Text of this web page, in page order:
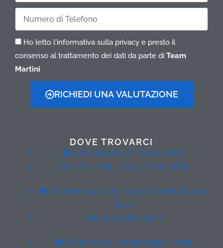
Ho letto l'informativa sulla privacy e presto il
consenso al trattamento dei dati da parte di Team
Martini
RICHIEDI UNA VALUTAZIONE
DOVE TROVARCI
Viale Europa, 101 - 50121 Firenze
Lun. Ven. - 9:30 - 12:30 / 15:00 - 18:30
Via Chiantigiana, 172 - 50126 Grassina, Bagno a
Ripoli
Solo su appuntamento
Via Roma, 130 - 50126 Bagno a Ripoli